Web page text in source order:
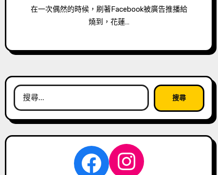
在一次偶然的時候，刷著Facebook被廣告推播給
燒到，花蓮…
搜
尋
關
Facebook